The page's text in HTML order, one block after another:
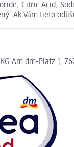
Citric Acid,
Ak Vám tieto
Am dm-Platz 1,